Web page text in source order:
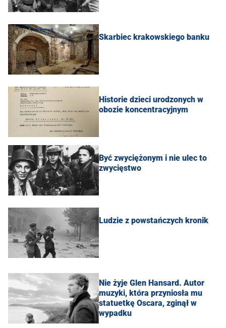
Skarbiec krakowskiego banku
Historie dzieci urodzonych w
obozie koncentracyjnym
Być zwyciężonym i nie ulec to
zwycięstwo
Ludzie z powstańczych kronik
Nie żyje Glen Hansard. Autor
muzyki, która przyniosła mu
statuetkę Oscara, zginął w
wypadku